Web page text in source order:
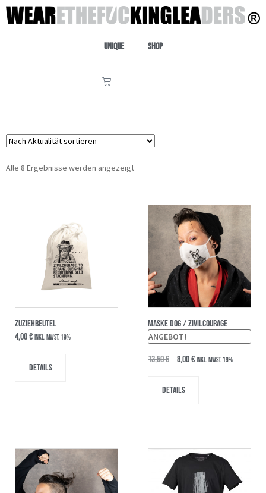
Unique Shop
Alle 8 Ergebnisse werden angezeigt
ZUZIEHBEUTEL
4,00€ inkl. MwSt. 19%
Details
MASKE DOG / ZIVILCOURAGE
ANGEBOT!
13,50€ 8,00€ inkl. MwSt. 19%
Details